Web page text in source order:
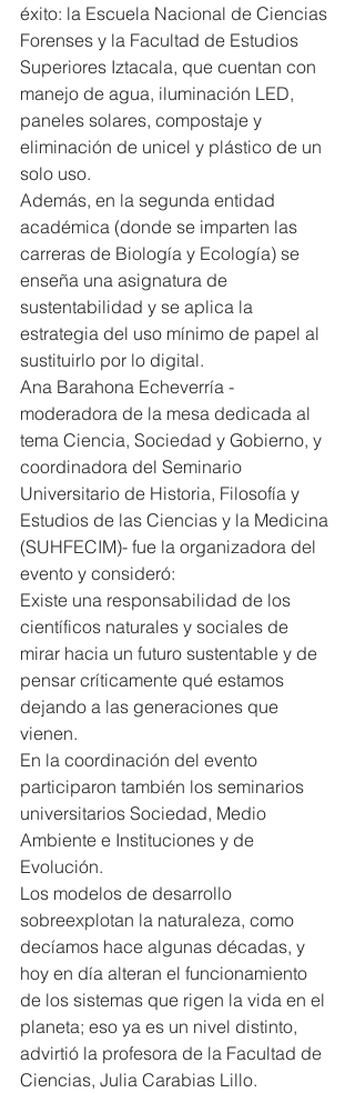
éxito: la Escuela Nacional de Ciencias
Forenses y la Facultad de Estudios
Superiores Iztacala, que cuentan con
manejo de agua, iluminación LED,
paneles solares, compostaje y
eliminación de unicel y plástico de un
solo uso.
Además, en la segunda entidad
académica (donde se imparten las
carreras de Biología y Ecología) se
enseña una asignatura de
sustentabilidad y se aplica la
estrategia del uso mínimo de papel al
sustituirlo por lo digital.
Ana Barahona Echeverría -
moderadora de la mesa dedicada al
tema Ciencia, Sociedad y Gobierno, y
coordinadora del Seminario
Universitario de Historia, Filosofía y
Estudios de las Ciencias y la Medicina
(SUHFECIM)- fue la organizadora del
evento y consideró:
Existe una responsabilidad de los
científicos naturales y sociales de
mirar hacia un futuro sustentable y de
pensar críticamente qué estamos
dejando a las generaciones que
vienen.
En la coordinación del evento
participaron también los seminarios
universitarios Sociedad, Medio
Ambiente e Instituciones y de
Evolución.
Los modelos de desarrollo
sobreexplotan la naturaleza, como
decíamos hace algunas décadas, y
hoy en día alteran el funcionamiento
de los sistemas que rigen la vida en el
planeta; eso ya es un nivel distinto,
advirtió la profesora de la Facultad de
Ciencias, Julia Carabias Lillo.